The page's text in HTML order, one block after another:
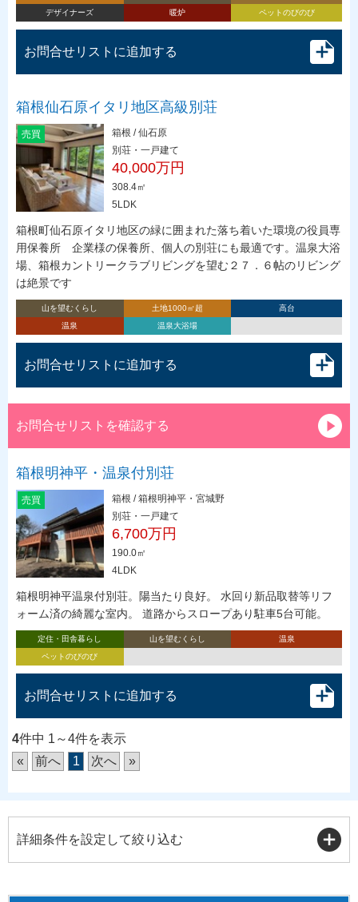
デザイナーズ
暖炉 ペットのびのび
お問合せリストに追加する
箱根仙石原イタリ地区高級別荘
売買
箱根 / 仙石原
別荘・一戸建て
40,000万円
308.4㎡
5LDK
箱根町仙石原イタリ地区の緑に囲まれた落ち着いた環境の役員専
用保養所 企業様の保養所、個人の別荘にも最適です。温泉大浴
場、箱根カントリークラブリビングを望む２７．６帖のリビング
は絶景です
山を望むくらし 土地1000㎡超
高台
温泉
温泉大浴場
お問合せリストに追加する
お問合せリストを確認する
箱根明神平・温泉付別荘
売買
箱根 / 箱根明神平・宮城野
別荘・一戸建て
6,700万円
190.0㎡
4LDK
箱根明神平温泉付別荘。陽当たり良好。 水回り新品取替等リフ
ォーム済の綺麗な室内。 道路からスロープあり駐車5台可能。
定住・田舎暮らし 山を望むくらし
温泉
ペットのびのび
お問合せリストに追加する
4件中 1～4件を表示
«
前へ 1 次へ »
詳細条件を設定して絞り込む